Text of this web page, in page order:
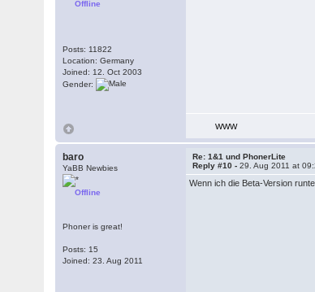
Offline
Posts: 11822
Location: Germany
Joined: 12. Oct 2003
Gender:
WWW
baro
YaBB Newbies
Offline
Phoner is great!
Posts: 15
Joined: 23. Aug 2011
Re: 1&1 und PhonerLite
Reply #10 -29. Aug 2011 at
Wenn ich die Beta-Version